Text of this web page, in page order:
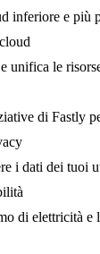
inferiore e più
unifica le
di Fastly
i dati dei tuoi
di elettricità e